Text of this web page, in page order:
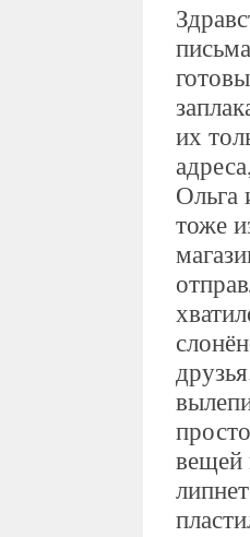
их
Ольга
тоже
вещей